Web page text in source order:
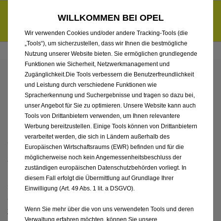
6.000 € staatliche Förderungsprämie für E-Autos und Plug-in-
Hybride. Mehr erfahren >>
DATENSCHUTZ­
INFORMATIONEN
Wer wir sind
Verantwortlich für die hier beschriebene Datenverarbeitung
ist Stellantis Bank SA Niederlassung Deutschland,
Siemensstraße 10, 63263 Neu-Isenburg (nachstehend „Bank“
financing-de@stellantis-finance.com
WILLKOMMEN BEI OPEL
Wir verwenden Cookies und/oder andere Tracking-Tools (die
„Tools“), um sicherzustellen, dass wir Ihnen die bestmögliche
Nutzung unserer Website bieten. Sie ermöglichen grundlegende
Funktionen wie Sicherheit, Netzwerkmanagement und
Zugänglichkeit.Die Tools verbessern die Benutzerfreundlichkeit
und Leistung durch verschiedene Funktionen wie
Spracherkennung und Suchergebnisse und tragen so dazu bei,
unser Angebot für Sie zu optimieren. Unsere Website kann auch
Tools von Drittanbietern verwenden, um Ihnen relevantere
Werbung bereitzustellen. Einige Tools können von Drittanbietern
verarbeitet werden, die sich in Ländern außerhalb des
Europäischen Wirtschaftsraums (EWR) befinden und für die
möglicherweise noch kein Angemessenheitsbeschluss der
zuständigen europäischen Datenschutzbehörden vorliegt. In
diesem Fall erfolgt die Übermittlung auf Grundlage Ihrer
Einwilligung (Art. 49 Abs. 1 lit. a DSGVO).
Wenn Sie mehr über die von uns verwendeten Tools und deren
Verwaltung erfahren möchten, können Sie unsere